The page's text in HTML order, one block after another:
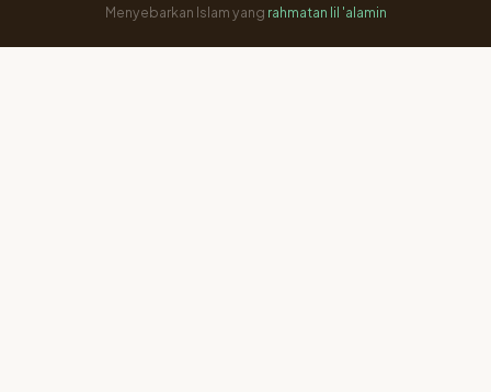
Menyebarkan Islam yang rahmatan lil 'alamin